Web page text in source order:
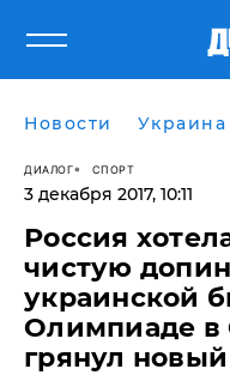
Новости Украина
ДИАЛОГ СПОРТ
3 декабря 2017, 10:11
Россия
чистую
украинской
Олимпиаде в
грянул